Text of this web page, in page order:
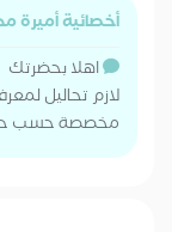
أخصائية
اهلا بحضرتك
لازم تحاليل
مخصصة حسب